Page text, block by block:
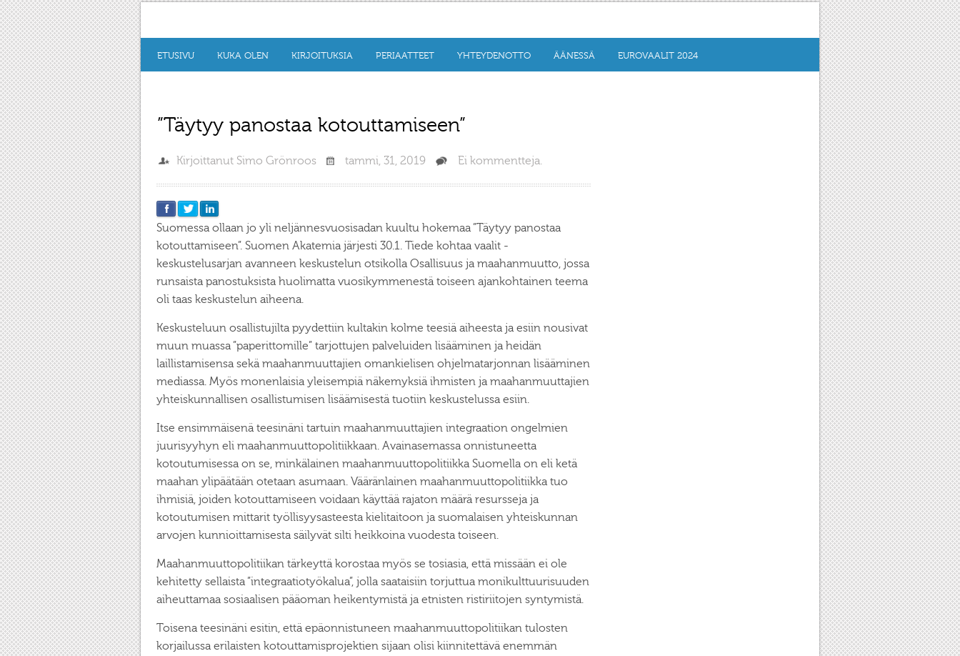
ETUSIVU KUKA OLEN KIRJOITUKSIA PERIAATTEET YHTEYDENOTTO ÄÄNESSÄ EUROVAALIT 2024
”Täytyy panostaa kotouttamiseen”
Kirjoittanut Simo Grönroos tammi, 31, 2019 Ei kommentteja.
Suomessa ollaan jo yli neljännesvuosisadan kuultu hokemaa ”Täytyy panostaa
kotouttamiseen”. Suomen Akatemia järjesti 30.1. Tiede kohtaa vaalit -
keskustelusarjan avanneen keskustelun otsikolla Osallisuus ja maahanmuutto, jossa
runsaista panostuksista huolimatta vuosikymmenestä toiseen ajankohtainen teema
oli taas keskustelun aiheena.
Keskusteluun osallistujilta pyydettiin kultakin kolme teesiä aiheesta ja esiin nousivat
muun muassa ”paperittomille” tarjottujen palveluiden lisääminen ja heidän
laillistamisensa sekä maahanmuuttajien omankielisen ohjelmatarjonnan lisääminen
mediassa. Myös monenlaisia yleisempiä näkemyksiä ihmisten ja maahanmuuttajien
yhteiskunnallisen osallistumisen lisäämisestä tuotiin keskustelussa esiin.
Itse ensimmäisenä teesinäni tartuin maahanmuuttajien integraation ongelmien
juurisyyhyn eli maahanmuuttopolitiikkaan. Avainasemassa onnistuneetta
kotoutumisessa on se, minkälainen maahanmuuttopolitiikka Suomella on eli ketä
maahan ylipäätään otetaan asumaan. Vääränlainen maahanmuuttopolitiikka tuo
ihmisiä, joiden kotouttamiseen voidaan käyttää rajaton määrä resursseja ja
kotoutumisen mittarit työllisyysasteesta kielitaitoon ja suomalaisen yhteiskunnan
arvojen kunnioittamisesta säilyvät silti heikkoina vuodesta toiseen.
Maahanmuuttopolitiikan tärkeyttä korostaa myös se tosiasia, että missään ei ole
kehitetty sellaista ”integraatiotyökalua”, jolla saataisiin torjuttua monikulttuurisuuden
aiheuttamaa sosiaalisen pääoman heikentymistä ja etnisten ristiriitojen syntymistä.
Toisena teesinäni esitin, että epäonnistuneen maahanmuuttopolitiikan tulosten
korjailussa erilaisten kotouttamisprojektien sijaan olisi kiinnitettävä enemmän